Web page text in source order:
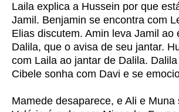
Laila explica a Hussein por que
Jamil. Benjamin se encontra com
Elias discutem. Amin leva Jamil ao
Dalila, que o avisa de seu jantar.
com Laila ao jantar de Dalila.
Cibele sonha com Davi e se
Mamede desaparece, e Ali e Muna